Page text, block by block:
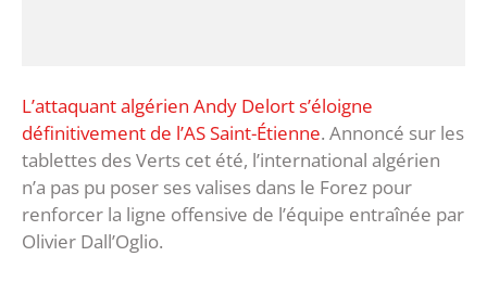
L’attaquant algérien Andy Delort s’éloigne
définitivement de l’AS Saint-Étienne. Annoncé sur les
tablettes des Verts cet été, l’international algérien
n’a pas pu poser ses valises dans le Forez pour
renforcer la ligne offensive de l’équipe entraînée par
Olivier Dall’Oglio.